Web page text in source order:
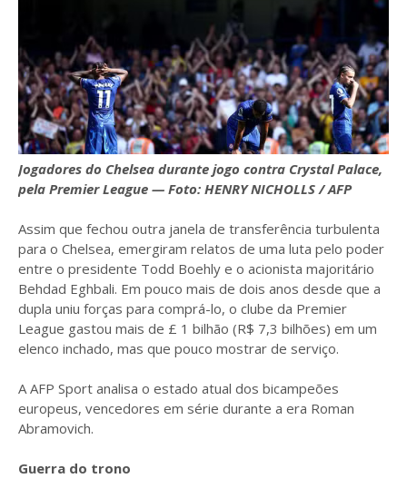
Jogadores do Chelsea durante jogo contra Crystal Palace,
pela Premier League — Foto: HENRY NICHOLLS / AFP
Assim que fechou outra janela de transferência turbulenta
para o Chelsea, emergiram relatos de uma luta pelo poder
entre o presidente Todd Boehly e o acionista majoritário
Behdad Eghbali. Em pouco mais de dois anos desde que a
dupla uniu forças para comprá-lo, o clube da Premier
League gastou mais de £ 1 bilhão (R$ 7,3 bilhões) em um
elenco inchado, mas que pouco mostrar de serviço.
A AFP Sport analisa o estado atual dos bicampeões
europeus, vencedores em série durante a era Roman
Abramovich.
Guerra do trono